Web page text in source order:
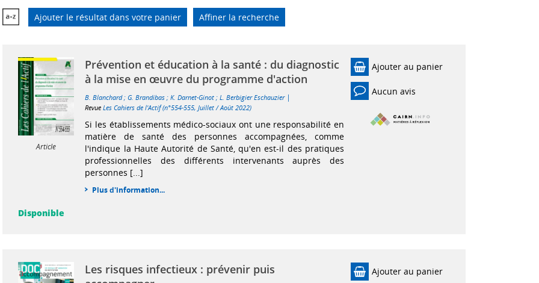
Ajouter le résultat dans votre panier Affiner la recherche
Article
Prévention et éducation à la santé : du diagnostic
à la mise en œuvre du programme d'action
B. Blanchard;G. Brandibas ;K. Darnet-Ginot ;L. Berbigier Eschauzier |
RevueLes Cahiers de l'Actif (n°554-555, Juillet / Août 2022)
Si les établissements médico-sociaux ont une responsabilité en
matière de santé des personnes accompagnées, comme
l'indique la Haute Autorité de Santé, qu'en est-il des pratiques
professionnelles des différents intervenants auprès des
personnes [...]
Plus d'information...
Ajouter au panier
Aucun avis
Disponible
Les risques infectieux : prévenir puis
Ajouter au panier